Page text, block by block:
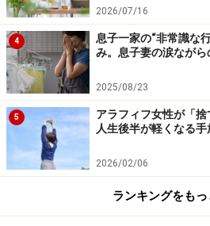
いったんです」
どこからどういう情報が伝わっ
言ゲームのようなものだから、
化していった。中でもシオリさ
ようなメッセージもあふれた。
「私は無関係なんですけどね。
いし、ずっとファンでいたかっ
のファンに会うのが嫌になって
ないよと言ってくれる人もいた
2026/07/16
4
息子一家の“非常識な
み。息子妻の涙なが
2025/08/23
5
アラフィフ女性が「捨
人生後半が軽くなる手
2026/02/06
ランキングをも